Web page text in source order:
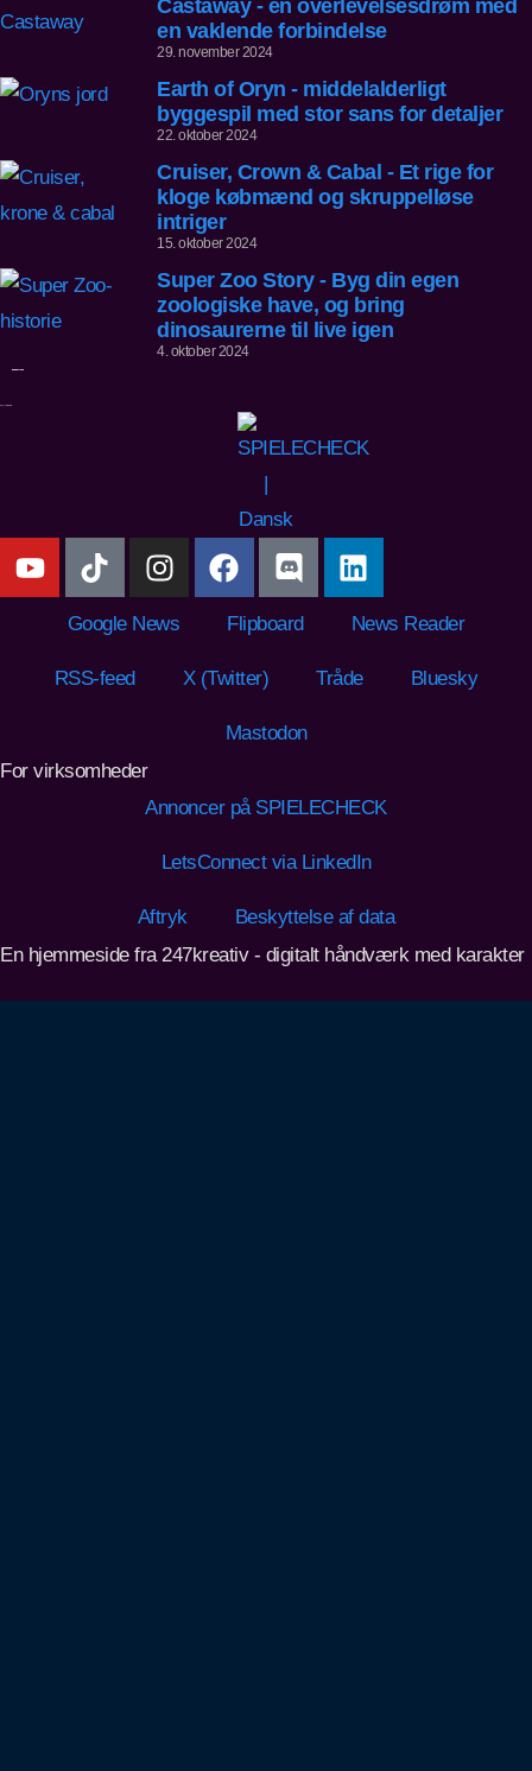
Castaway - en overlevelsesdrøm med
en vaklende forbindelse
29. november 2024
Earth of Oryn - middelalderligt
byggespil med stor sans for detaljer
22. oktober 2024
Cruiser, Crown & Cabal - Et rige for
kloge købmænd og skruppelløse
intriger
15. oktober 2024
Super Zoo Story - Byg din egen
zoologiske have, og bring
dinosaurerne til live igen
4. oktober 2024
Google News Flipboard News Reader
RSS-feed X (Twitter) Tråde Bluesky
Mastodon
For virksomheder
Annoncer på SPIELECHECK
LetsConnect via LinkedIn
Aftryk
Beskyttelse af data
En hjemmeside fra 247kreativ - digitalt håndværk med karakter